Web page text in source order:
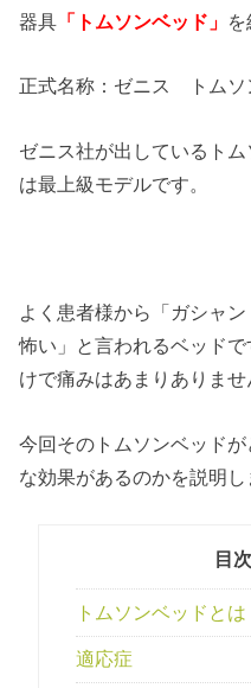
器具 「トムソンベッド」 を
正式名称：ゼニス トムソ
ゼニス社が出しているト
は最上級モデルです。
よく患者様から「ガシャ
怖い」と言われるベッド
けで痛みはあまりありませ
今回そのトムソンベッド
な効果があるのかを説明し
目次
トムソンベッドとは
適応症